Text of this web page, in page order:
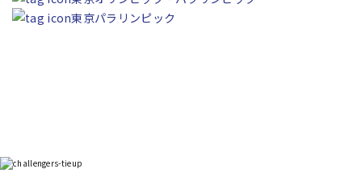
東京パラリンピック